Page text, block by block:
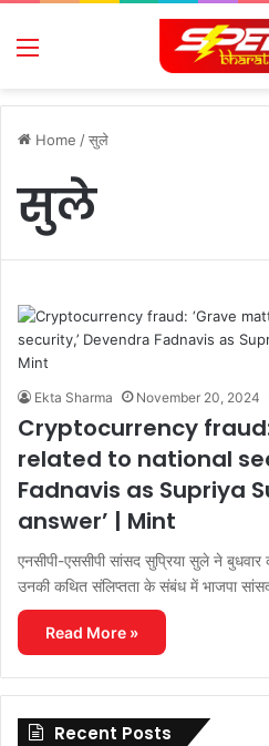
Menu
Home /सुले
सुले
Ekta Sharma November 20, 2024
Cryptocurrency
related to national
Fadnavis as Supriya
answer’ | Mint
एनसीपी-एससीपी सांसद सुप्रिया सुले ने बुधवार
उनकी कथित संलिप्तता के संबंध में भाजपा
Read More »
Recent Posts